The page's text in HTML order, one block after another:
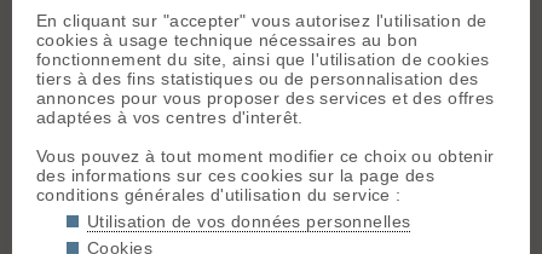
Massif :Vanoise
Sommet :
(2935 m)
Orientation :W
Dénivelé :800 m.
montée :F
Difficulté ski :
E1
Pente :
les pistes sauf pour les derniers
200m.
Départ :Les Arcs 2000(2150
m) - Départ: Les Arcs 2000
Saint Maurice > Les Arc 2000
Parking: En saison (jusqu'à fin avril),
possibilité de prendre le funiculaire
depuis Bourg-Saint-Maurice puis la
navette en direction d'Arc 2000.
En cliquant sur "accepter" vous autorisez l'utilisation de
cookies à usage technique nécessaires au bon
fonctionnement du site, ainsi que l'utilisation de cookies
tiers à des fins statistiques ou de personnalisation des
annonces pour vous proposer des services et des offres
adaptées à vos centres d'interêt.
Vous pouvez à tout moment modifier ce choix ou obtenir
des informations sur ces cookies sur la page des
conditions générales d'utilisation du service :
Utilisation de vos données personnelles
Cookies